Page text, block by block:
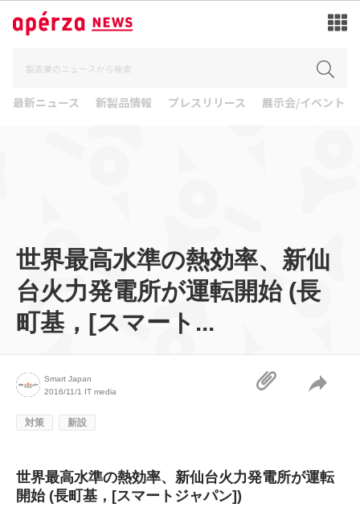
最新ニュース 新製品情報 プレスリリース 展示会/イベント
世界最高水準の熱効率、新仙
台火力発電所が運転開始 (長
町基，[スマート...
Smart Japan
2016/11/1 IT media
対策 新設
世界最高水準の熱効率、新仙台火力発電所が運転
開始 (長町基，[スマートジャパン])